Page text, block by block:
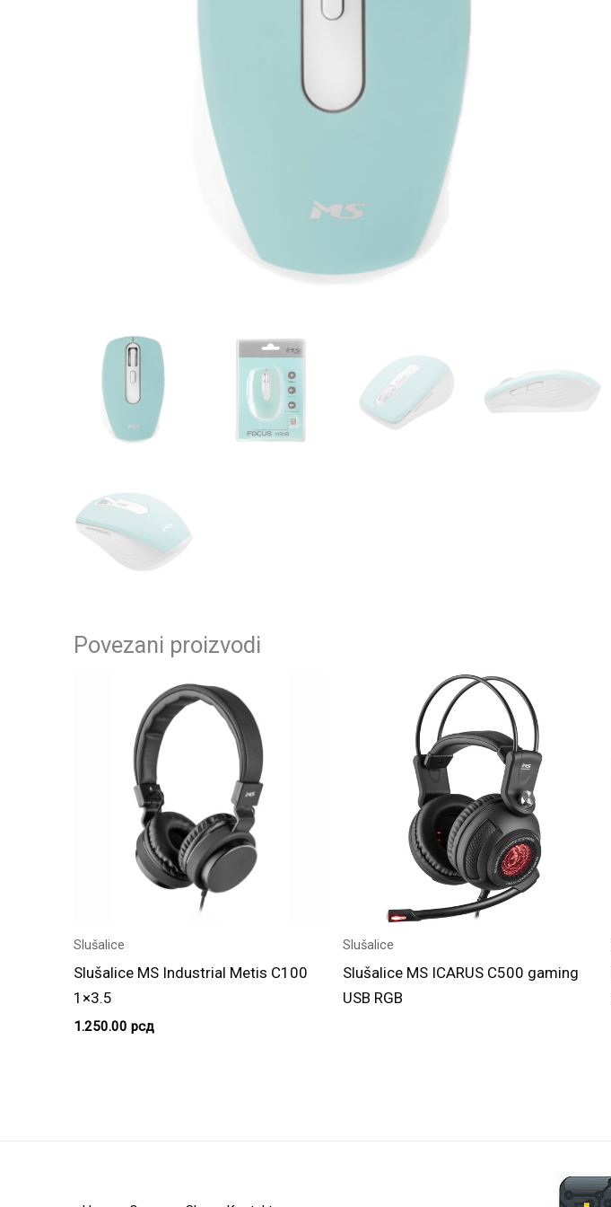
Povezani proizvodi
Slušalice
Slušalice MS Industrial Metis C100
1×3.5
1.250.00 рсд
Slušalice
Slušalice MS ICARUS C500 gaming
USB RGB